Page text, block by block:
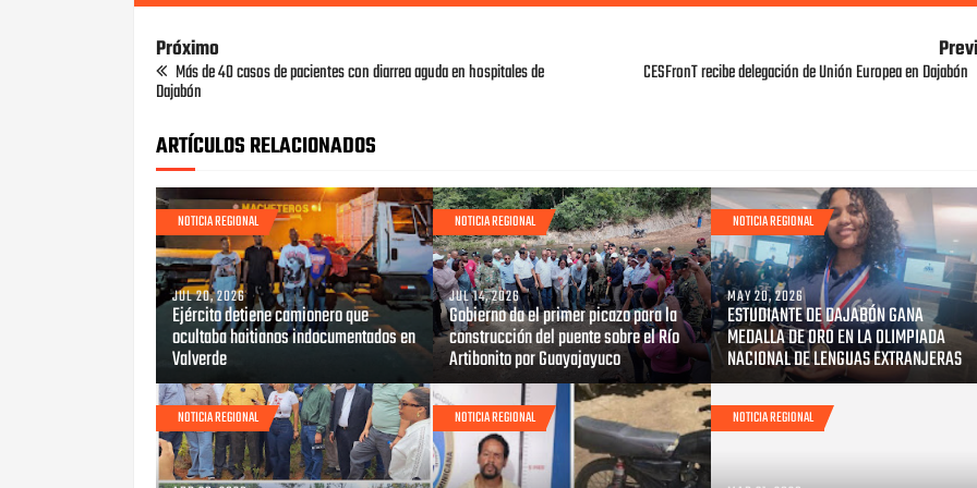
Próximo
Más de 40 casos de pacientes con diarrea aguda en hospitales de
Dajabón
CESFronT recibe delegación de Unión Europea en Dajabón
ARTÍCULOS RELACIONADOS
NOTICIA REGIONAL
JUL 20, 2026
Ejército detiene camionero que
ocultaba haitianos indocumentados en
Valverde
NOTICIA REGIONAL
JUL 14, 2026
Gobierno da el primer picazo para la
construcción del puente sobre el Río
Artibonito por Guayajayuco
NOTICIA REGIONAL
MAY 20, 2026
ESTUDIANTE DE DAJABÓN GANA
MEDALLA DE ORO EN LA OLIMPIADA
NACIONAL DE LENGUAS EXTRANJERAS
NOTICIA REGIONAL NOTICIA REGIONAL NOTICIA REGIONAL